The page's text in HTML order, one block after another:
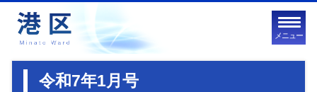
メニュー
令和7年1月号